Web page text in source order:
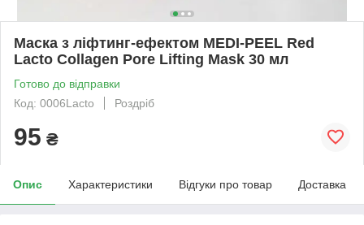
Маска з ліфтинг-ефектом MEDI-PEEL Red
Lacto Collagen Pore Lifting Mask 30 мл
Готово до відправки
Код: 0006Lacto
Роздріб
95 ₴
Опис Характеристики Відгуки про товар Доставка